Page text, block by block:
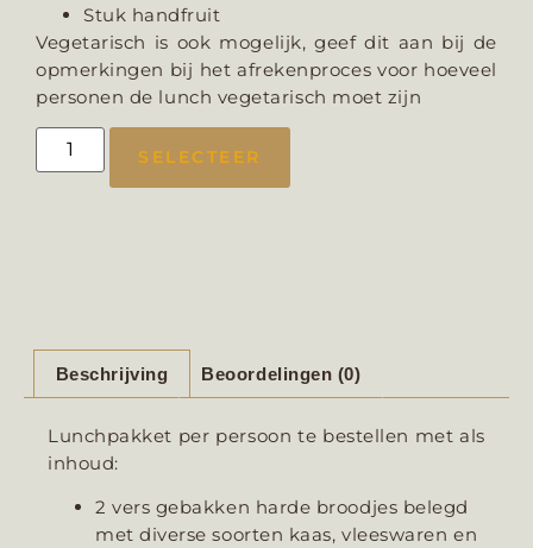
Stuk handfruit
Vegetarisch is ook mogelijk, geef dit aan bij de
opmerkingen bij het afrekenproces voor hoeveel
personen de lunch vegetarisch moet zijn
SELECTEER
Beschrijving Beoordelingen (0)
Lunchpakket per persoon te bestellen met als
inhoud:
2 vers gebakken harde broodjes belegd
met diverse soorten kaas, vleeswaren en